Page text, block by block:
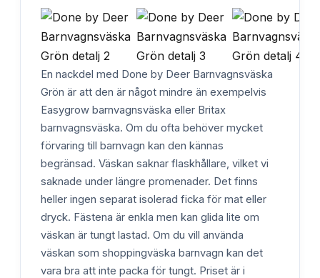
En nackdel med Done by Deer Barnvagnsväska
Grön är att den är något mindre än exempelvis
Easygrow barnvagnsväska eller Britax
barnvagnsväska. Om du ofta behöver mycket
förvaring till barnvagn kan den kännas
begränsad. Väskan saknar flaskhållare, vilket vi
saknade under längre promenader. Det finns
heller ingen separat isolerad ficka för mat eller
dryck. Fästena är enkla men kan glida lite om
väskan är tungt lastad. Om du vill använda
väskan som shoppingväska barnvagn kan det
vara bra att inte packa för tungt. Priset är i